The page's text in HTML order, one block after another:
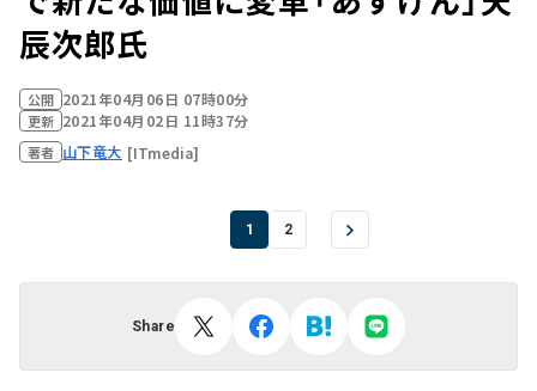
辰次郎氏
公開 2021年04月06日 07時00分
更新 2021年04月02日 11時37分
著者 山下竜大 [ITmedia]
1 2
Share